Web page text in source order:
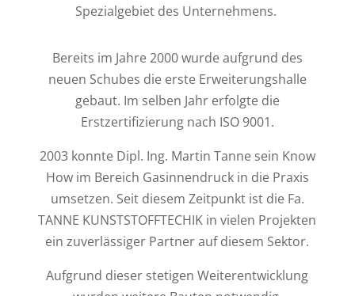
Spezialgebiet des Unternehmens.
Bereits im Jahre 2000 wurde aufgrund des
neuen Schubes die erste Erweiterungshalle
gebaut. Im selben Jahr erfolgte die
Erstzertifizierung nach ISO 9001.
2003 konnte Dipl. Ing. Martin Tanne sein Know
How im Bereich Gasinnendruck in die Praxis
umsetzen. Seit diesem Zeitpunkt ist die Fa.
TANNE KUNSTSTOFFTECHIK in vielen Projekten
ein zuverlässiger Partner auf diesem Sektor.
Aufgrund dieser stetigen Weiterentwicklung